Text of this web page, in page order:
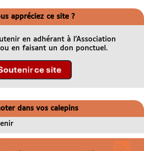
appréciez ce site ?
en adhérant à l’Association
en faisant un don ponctuel.
dans vos calepins